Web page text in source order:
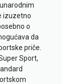
izuzetno
o
da
priče.
Sport,